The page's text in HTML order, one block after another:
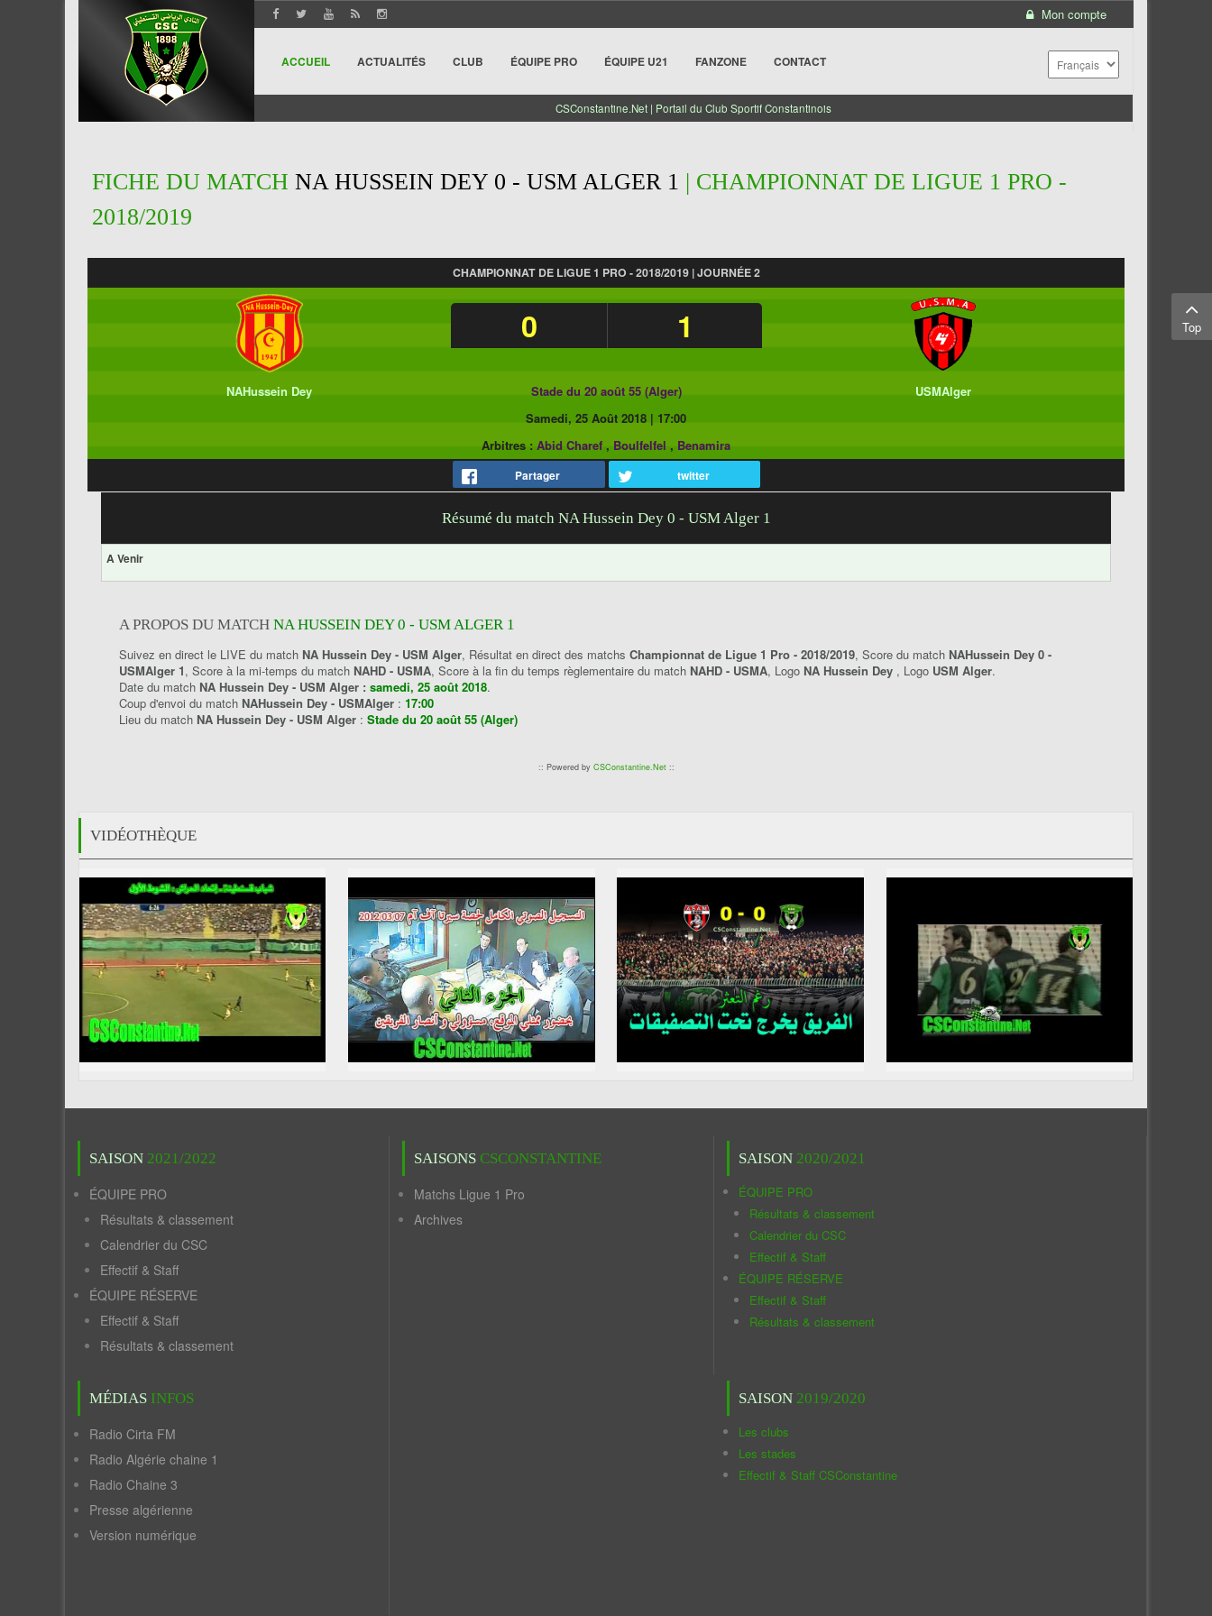
Mon compte
ACCUEIL ACTUALITÉS CLUB ÉQUIPE PRO ÉQUIPE U21 FANZONE CONTACT
CSConstantine.Net | Portail du Club Sportif Constantinois
FICHE DU MATCH NA HUSSEIN DEY 0 - USM ALGER 1 | CHAMPIONNAT DE LIGUE 1 PRO -
2018/2019
CHAMPIONNAT DE LIGUE 1 PRO - 2018/2019 | JOURNÉE 2
0 1
NAHussein Dey Stade du 20 août 55 (Alger)
USMAlger
Samedi, 25 Août 2018 | 17:00
Arbitres : Abid Charef , Boulfelfel , Benamira
Partager twitter
Résumé du match NA Hussein Dey 0 - USM Alger 1
A Venir
A PROPOS DU MATCH NA HUSSEIN DEY 0 - USM ALGER 1
Suivez en direct le LIVE du match NA Hussein Dey - USM Alger, Résultat en direct des matchs Championnat de Ligue 1 Pro - 2018/2019, Score du match NAHussein Dey 0 -
USMAlger 1, Score à la mi-temps du match NAHD - USMA, Score à la fin du temps règlementaire du match NAHD - USMA, Logo NA Hussein Dey , Logo USM Alger.
Date du match NA Hussein Dey - USM Alger : samedi, 25 août 2018.
Coup d'envoi du match NAHussein Dey - USMAlger : 17:00
Lieu du match NA Hussein Dey - USM Alger : Stade du 20 août 55 (Alger)
:: Powered by CSConstantine.Net::
VIDÉOTHÈQUE
SAISON 2021/2022
ÉQUIPE PRO
Résultats & classement
Calendrier du CSC
Effectif & Staff
ÉQUIPE RÉSERVE
Effectif & Staff
Résultats & classement
MÉDIAS INFOS
Radio Cirta FM
Radio Algérie chaine 1
Radio Chaine 3
Presse algérienne
Version numérique
SAISONS CSCONSTANTINE
Matchs Ligue 1 Pro
Archives
SAISON 2020/2021
ÉQUIPE PRO
Résultats & classement
Calendrier du CSC
Effectif & Staff
ÉQUIPE RÉSERVE
Effectif & Staff
Résultats & classement
SAISON 2019/2020
Les clubs
Les stades
Effectif & Staff CSConstantine
Top